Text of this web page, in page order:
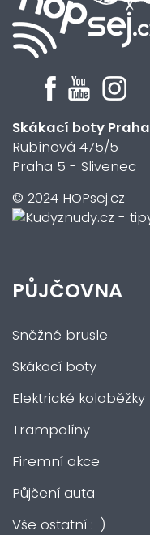
Skákací boty Praha
Rubínová 475/5
Praha 5 - Slivenec
© 2024 HOPsej.cz
PŮJČOVNA
Sněžné brusle
Skákací boty
Elektrické koloběžky
Trampolíny
Firemní akce
Půjčení auta
Vše ostatní :-)